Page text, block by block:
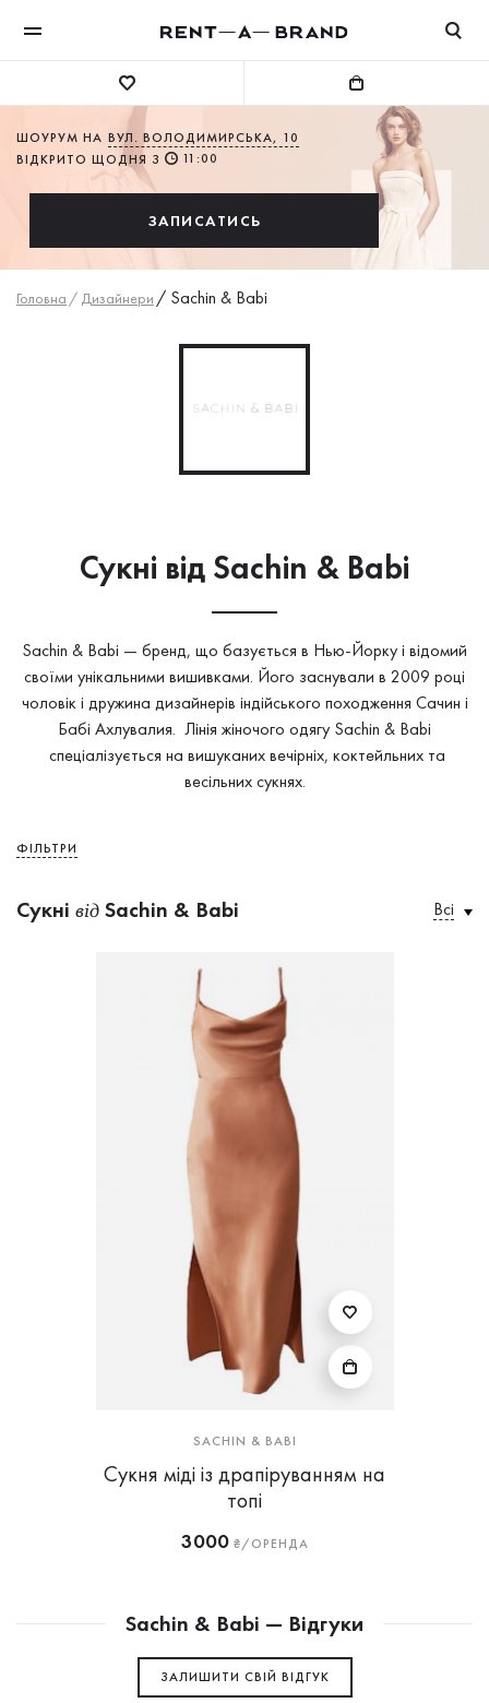
ШОУРУМ НА ВУЛ. ВОЛОДИМИРСЬКА, 10
ВІДКРИТО ЩОДНЯ З
11:00
ЗАПИСАТИСЬ
Головна / Дизайнери / Sachin & Babi
Сукнi від Sachin & Babi
Sachin & Babi — бренд, що базується в Нью-Йорку і відомий
своїми унікальними вишивками. Його заснували в 2009 році
чоловік і дружина дизайнерів індійського походження Сачин і
Бабі Ахлувалия. Лінія жіночого одягу Sachin & Babi
спеціалізується на вишуканих вечірніх, коктейльних та
весільних сукнях.
ФІЛЬТРИ
Сукнi від Sachin & Babi Всі
SACHIN & BABI
Сукня міді із драпіруванням на
топі
3000₴/ОРЕНДА
Sachin & Babi — Відгуки
ЗАЛИШИТИ СВIЙ ВІДГУК